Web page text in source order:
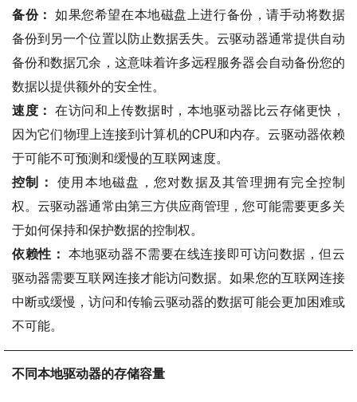
备份： 如果您希望在本地磁盘上进行备份，请手动将数据
备份到另一个位置以防止数据丢失。云驱动器通常提供自动
备份和数据冗余，这意味着许多远程服务器会自动备份您的
数据以提供额外的安全性。
速度： 在访问和上传数据时，本地驱动器比云存储更快，
因为它们物理上连接到计算机的CPU和内存。云驱动器依赖
于可能不可预测和缓慢的互联网速度。
控制：
使用本地磁盘，您对数据及其管理拥有完全控制
权。云驱动器通常由第三方供应商管理，您可能需要更多关
于如何保持和保护数据的控制权。
依赖性： 本地驱动器不需要在线连接即可访问数据，但云
驱动器需要互联网连接才能访问数据。如果您的互联网连接
中断或缓慢，访问和传输云驱动器的数据可能会更加困难或
不可能。
不同本地驱动器的存储容量